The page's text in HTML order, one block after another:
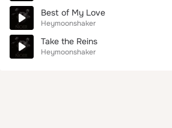
Best of My Love
Heymoonshaker
Take the Reins
Heymoonshaker